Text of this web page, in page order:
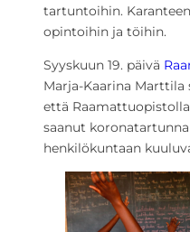
tartuntoihin.
opintoihin ja töihin.
Syyskuun 19. päivä
Marja-Kaarina
että
saanut
henkilökuntaan